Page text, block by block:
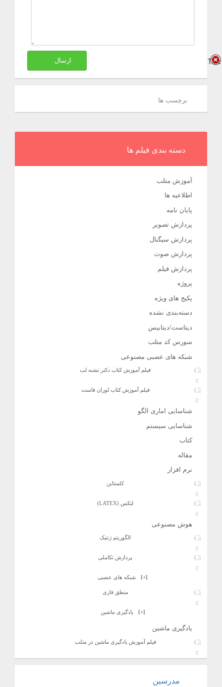
ارسال
برچسب ها
دسته بندی فیلم ها
آموزش متلب
اطلاعیه ها
پایان نامه
پردازش تصویر
پردازش سیگنال
پردازش صوت
پردازش فیلم
پروژه
پکیج های ویژه
دسته‌بندی نشده
دیتاست/دیتابیس
سورس کد متلب
شبکه های عصبی مصنوعی
فیلم آموزش کتاب دکتر تشنه لب
فیلم آموزش کتاب لوران فاست
شناسایی اماری الگو
شناسایی سیستم
کتاب
مقاله
نرم افزار
کلمنتاین
لتکس (LATEX)
هوش مصنوعی
الگوریتم ژنتیک
پردازش تکاملی
[+] شبکه های عصبی
منطق فازی
[+] یادگیری ماشین
یادگیری ماشین
فیلم آموزش یادگیری ماشین در متلب
مدرسین
Title